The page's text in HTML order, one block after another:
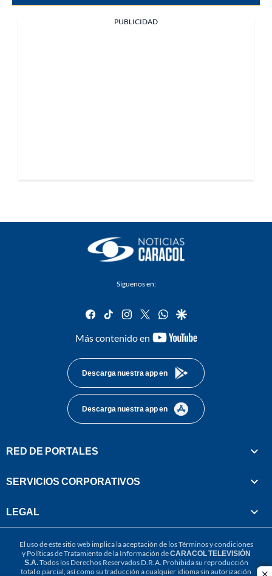
PUBLICIDAD
Síguenos en:
facebook
tiktok instagram
twitterwhatsapp
google
Más contenido en
youtube-
Descarga nuestra app en
Descarga nuestra app en
RED DE PORTALES
SERVICIOS CORPORATIVOS
LEGAL
El uso de este sitio web implica la aceptación de losTérminos y condiciones
y Políticas de Tratamiento de la Información deCARACOL TELEVISIÓN
S.A.Todos los Derechos Reservados D.R.A. Prohibida su reproducción
total o parcial, así como su traducción a cualquier idioma sin autorización